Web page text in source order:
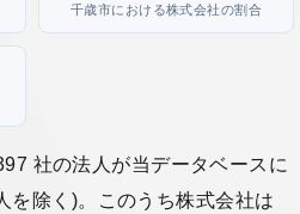
千歳市における株式会社の割合
社の法人が当データベースに
を除く)。このうち株式会社は